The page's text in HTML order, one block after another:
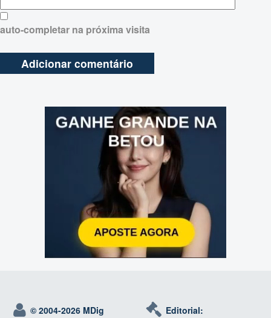
auto-completar na próxima visita
© 2004-2026 MDig Editorial: